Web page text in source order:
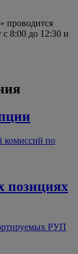
проводится
8:00 до 12:30 и
комиссий по
позициях
РУП